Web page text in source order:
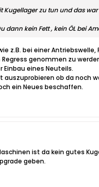
Kugellager zu tun und das
dann kein Fett , kein ÖL bei
z.B. bei einer Antriebswelle,
genommen zu
eines Neuteils.
auszuprobieren ob da noch
ein Neues beschaffen.
ist da kein gutes
geben.